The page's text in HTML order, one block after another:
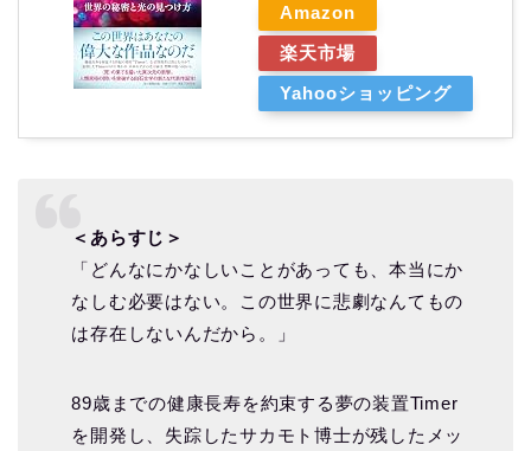
Amazon
楽天市場
Yahooショッピング
＜あらすじ＞
「どんなにかなしいことがあっても、本当にか
なしむ必要はない。この世界に悲劇なんてもの
は存在しないんだから。」
89歳までの健康長寿を約束する夢の装置Timer
を開発し、失踪したサカモト博士が残したメッ